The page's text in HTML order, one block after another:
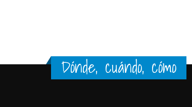
Dónde, cuándo, cómo